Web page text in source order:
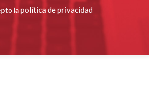
la política de privacidad